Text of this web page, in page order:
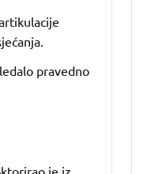
pravedno
je iz